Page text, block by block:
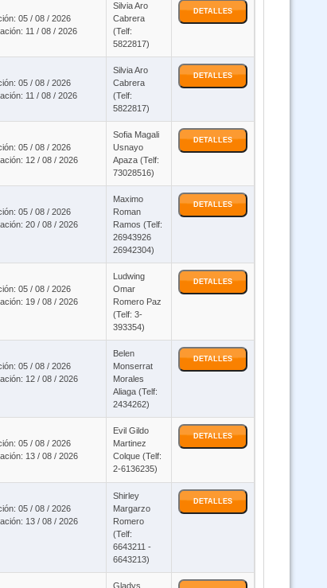
Publicas - Función Publica - Ley 1152 - ley 3131 y SAFCI
(Virtual asincrónico)
Curso Expediente Clinico (Virtual Asincrónico)
contra el Racismo y toda forma de Discriminación - Virtual
Asincrónico
Curso GUARANI (Virtual 24/07)
Curso AYMARA Virtual
Curso QUECHUA (Virtual 24/07)
Ley 045 - Ley 223 y DS 0181 SABS - ON LINE (Virtual 24/7)
Curso Microsoft Project (Virtual 24/7)
Pública Ley 1178 - Ley 1152 - Ley 3131 - Ley 2027 y Ley 348 -
virtual asincronico
general de higiene y seguridad ocupacional y bienestar (Virtual
Asincrónico)
y Manejo de Conflictos - Virtual asincronico
Ley 1178, Pol Pub, DS 23318A, Ley 004 y Ley 348 Prevención
05 / 08 / 2026
11 / 08 / 2026
Silvia Aro
Cabrera
(Telf:
5822817)
DETALLES
05 / 08 / 2026
11 / 08 / 2026
Silvia Aro
Cabrera
(Telf:
5822817)
DETALLES
05 / 08 / 2026
12 / 08 / 2026
Sofia Magali
Usnayo
Apaza (Telf:
73028516)
DETALLES
05 / 08 / 2026
20 / 08 / 2026
Maximo
Roman
Ramos (Telf:
26943926
26942304)
DETALLES
05 / 08 / 2026
19 / 08 / 2026
Ludwing
Omar
Romero Paz
(Telf: 3-
393354)
DETALLES
05 / 08 / 2026
12 / 08 / 2026
Belen
Monserrat
Morales
Aliaga (Telf:
2434262)
DETALLES
05 / 08 / 2026
13 / 08 / 2026
Evil Gildo
Martinez
Colque (Telf:
2-6136235)
DETALLES
05 / 08 / 2026
13 / 08 / 2026
Shirley
Margarzo
Romero
(Telf:
6643211 -
6643213)
DETALLES
Gladys